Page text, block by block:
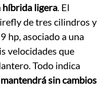
híbrida ligera. El
de tres cilindros y
hp, asociado a una
velocidades que
Todo indica
sin cambios